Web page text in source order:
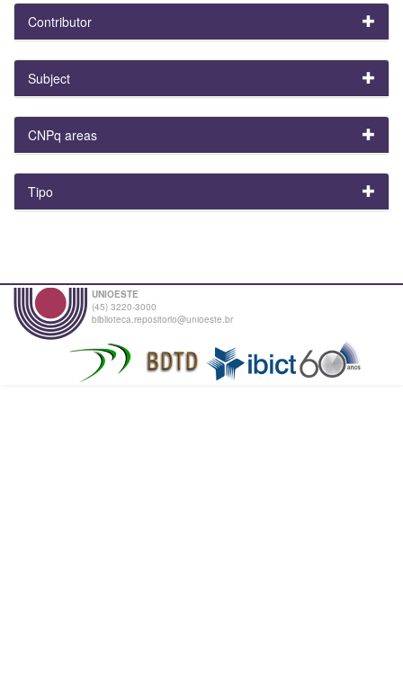
Contributor
Subject
CNPq areas
Tipo
UNIOESTE
(45) 3220-3000
biblioteca.repositorio@unioeste.br